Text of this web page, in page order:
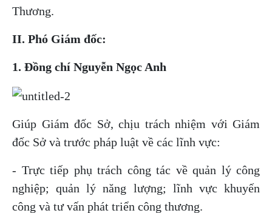
Thương.
II. Phó Giám đốc:
1. Đồng chí Nguyễn Ngọc Anh
Giúp Giám đốc Sở, chịu trách nhiệm với Giám
đốc Sở và trước pháp luật về các lĩnh vực:
- Trực tiếp phụ trách công tác về quản lý công
nghiệp; quản lý năng lượng; lĩnh vực khuyến
công và tư vấn phát triển công thương.